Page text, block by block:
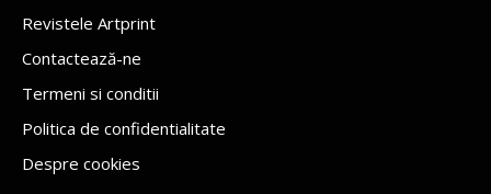
Revistele Artprint
Contactează-ne
Termeni si conditii
Politica de confidentialitate
Despre cookies